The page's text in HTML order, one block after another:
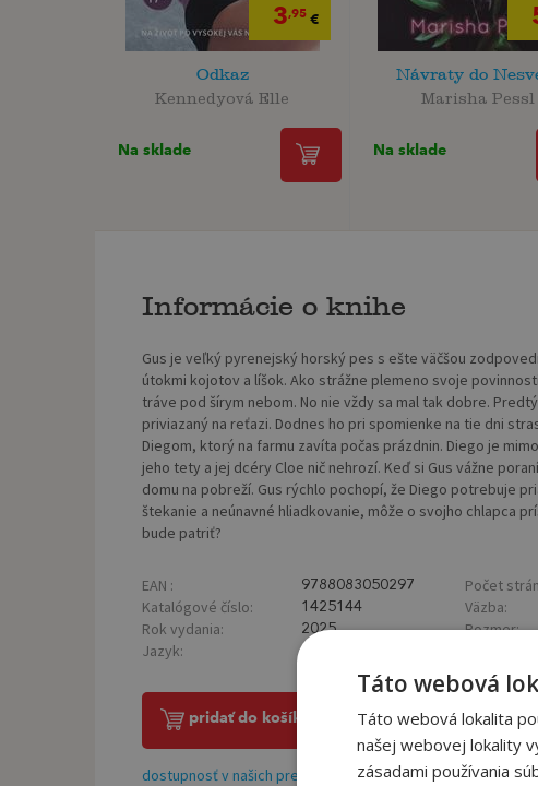
3,95 €
Odkaz
Kennedyová Elle
Na sklade
Návraty do
Marisha Pessl
Na sklade
Informácie o knihe
Gus je veľký pyrenejský horský pes s ešte väčšou
útokmi kojotov a líšok. Ako strážne plemeno svoje
tráve pod šírym nebom. No nie vždy sa mal tak dobre.
priviazaný na reťazi. Dodnes ho pri spomienke na tie dni
Diegom, ktorý na farmu zavíta počas prázdnin. Diego je
jeho tety a jej dcéry Cloe nič nehrozí. Keď si Gus vážne
domu na pobreží. Gus rýchlo pochopí, že Diego potrebuje
štekanie a neúnavné hliadkovanie, môže o svojho chlapca
bude patriť?
EAN : 9788083050297
Katalógové číslo: 1425144
Rok vydania: 2025
Jazyk: SK
Počet
Väzba:
Rozmer:
pridať do košíka
dostupnosť v našich predajniach
Táto webová
Táto webová lokalita
našej webovej lokality
zásadami používania